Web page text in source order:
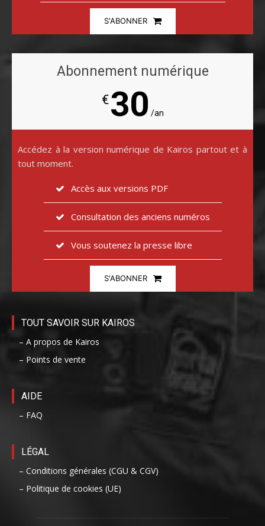
S'ABONNER
Abonnement numérique
€30 /an
Accédez à la version numérique de Kairos partout et à
tout moment.
Accès aux versions PDF
Consultation des anciens numéros
Vous soutenez la presse libre
S'ABONNER
TOUT SAVOIR SUR KAIROS
– A propos de Kairos
– Points de vente
AIDE
– FAQ
LÉGAL
– Conditions générales (CGU & CGV)
– Politique de cookies (UE)